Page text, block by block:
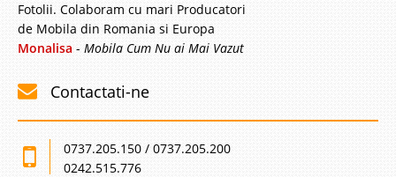
Fotolii. Colaboram cu mari Producatori
de Mobila din Romania si Europa
Monalisa - Mobila Cum Nu ai Mai Vazut
Contactati-ne
0737.205.150 / 0737.205.200
0242.515.776